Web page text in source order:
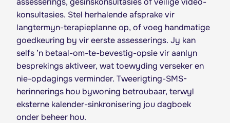
konsultasies. Stel herhalende afsprake vir
langtermyn-terapieplanne op, of voeg handmatige
goedkeuring by vir eerste assesserings. Jy kan
selfs ’n betaal-om-te-bevestig-opsie vir aanlyn
besprekings aktiveer, wat toewyding verseker en
nie-opdagings verminder. Tweerigting-SMS-
herinnerings hou bywoning betroubaar, terwyl
eksterne kalender-sinkronisering jou dagboek
onder beheer hou.